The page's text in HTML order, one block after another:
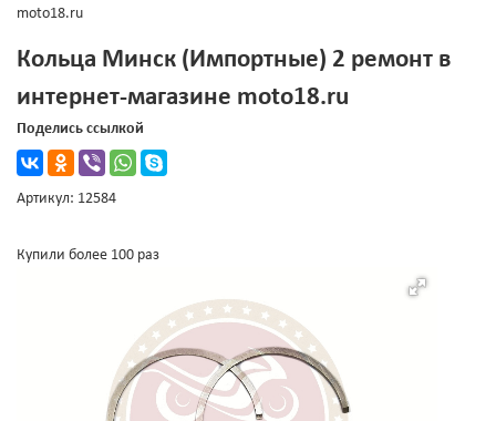
moto18.ru
Кольца Минск (Импортные) 2 ремонт в
интернет-магазине moto18.ru
Поделись ссылкой
Артикул: 12584
Купили более 100 раз